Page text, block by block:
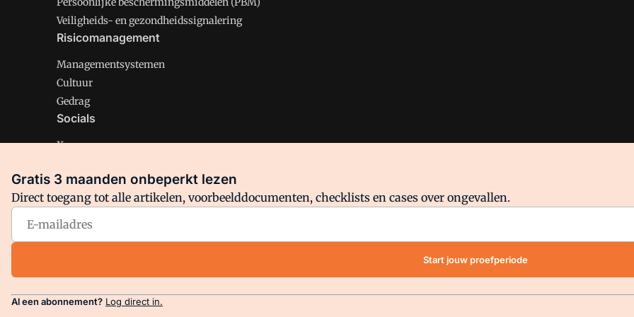
Veiligheids- en gezondheidssignalering
Risicomanagement
Managementsystemen
Cultuur
Gedrag
Socials
X
Facebook
Arbo is onderdeel van VMN media. Lees inons manifestwaar VMN media voor staat. Op gebruik van deze site zijn de
Gratis 3 maanden onbeperkt lezen
Direct toegang tot alle artikelen, voorbeelddocumenten, checklists en cases over ongevallen.
Start jouw proefperiode
Al een abonnement? Log direct in.